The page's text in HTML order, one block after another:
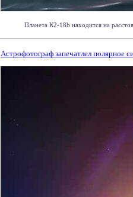
Планета К2-18b находится на
Астрофотограф запечатлел полярное